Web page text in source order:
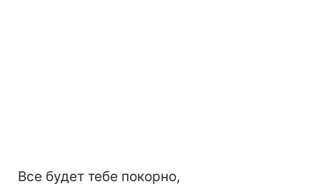
Всe будет тебе покорно,